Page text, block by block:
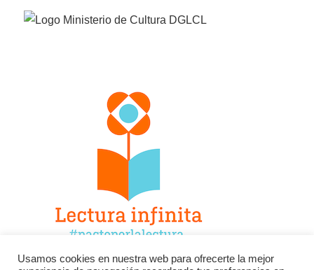
Usamos cookies en nuestra web para ofrecerte la mejor